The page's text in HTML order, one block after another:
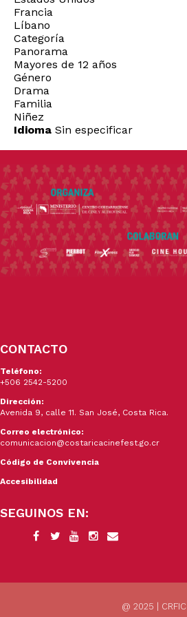
Francia
Líbano
Categoría
Panorama
Mayores de 12 años
Género
Drama
Familia
Niñez
Idioma Sin especificar
CONTACTO
Teléfono:
+506 2542-5200
Dirección:
Avenida 9, calle 11. San José, Costa Rica.
Correo electrónico:
comunicacion@costaricacinefest.go.cr
Código de Convivencia
Accesibilidad
SEGUINOS EN:
@ 2025 | CRFIC